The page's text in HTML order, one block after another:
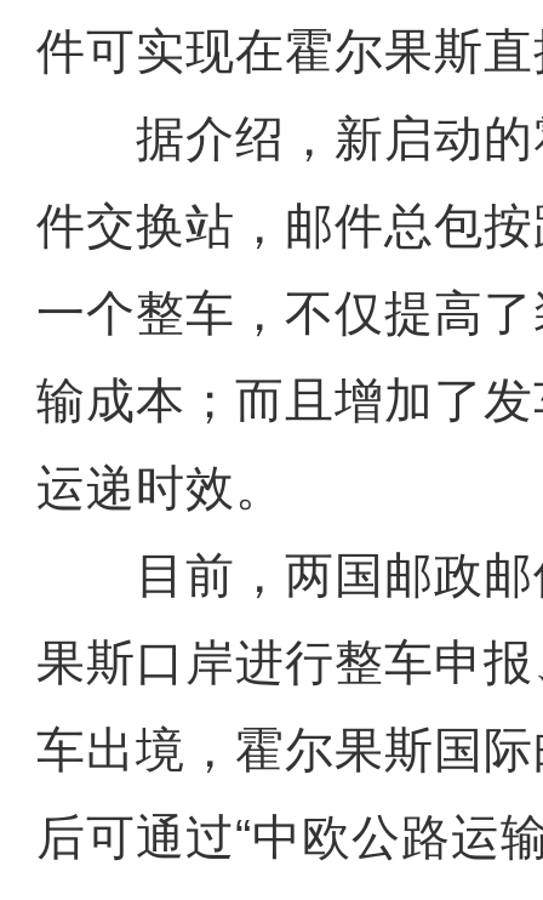
件可实现在霍尔果斯
据介绍，新启动的
件交换站，邮件总包
一个整车，不仅提高
输成本；而且增加了
运递时效。
目前，两国邮政邮
果斯口岸进行整车申
车出境，霍尔果斯国
后可通过“中欧公路运